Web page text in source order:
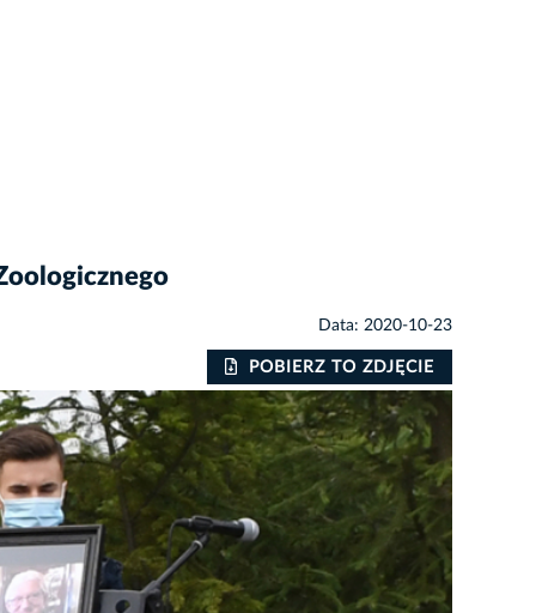
Data: 2020-10-23
POBIERZ TO ZDJĘCIE